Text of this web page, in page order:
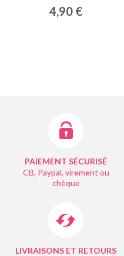
4,90 €
PAIEMENT SÉCURISÉ
CB, Paypal, virement ou
chèque
LIVRAISONS ET RETOURS